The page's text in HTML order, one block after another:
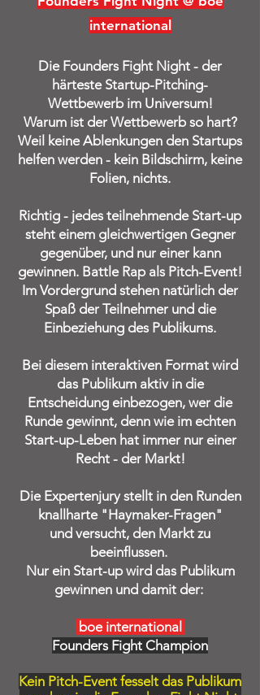
international
Die Founders Fight Night - der
härteste Startup-Pitching-
Wettbewerb im Universum!
Warum ist der Wettbewerb so hart?
Weil keine Ablenkungen den Startups
helfen werden - kein Bildschirm, keine
Folien, nichts.
Richtig - jedes teilnehmende Start-up
steht einem gleichwertigen Gegner
gegenüber, und nur einer kann
gewinnen. Battle Rap als Pitch-Event!
Im Vordergrund stehen natürlich der
Spaß der Teilnehmer und die
Einbeziehung des Publikums.
Bei diesem interaktiven Format wird
das Publikum aktiv in die
Entscheidung einbezogen, wer die
Runde gewinnt, denn wie im echten
Start-up-Leben hat immer nur einer
Recht - der Markt!
Die Expertenjury stellt in den Runden
knallharte "Haymaker-Fragen"
und versucht, den Markt zu
beeinflussen.
Nur ein Start-up wird das Publikum
gewinnen und damit der:
boe international
Founders Fight Champion
Kein Pitch-Event fesselt das Publikum